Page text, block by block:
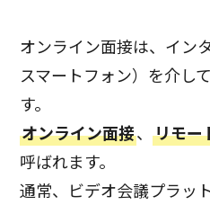
オンライン面接は、イン
スマートフォン）を介し
す。
オンライン面接、リモー
呼ばれます。
通常、ビデオ会議プラッ